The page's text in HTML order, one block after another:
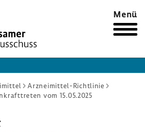
Menü
Arzneimittel-Richtlinie
vom 15.05.2025